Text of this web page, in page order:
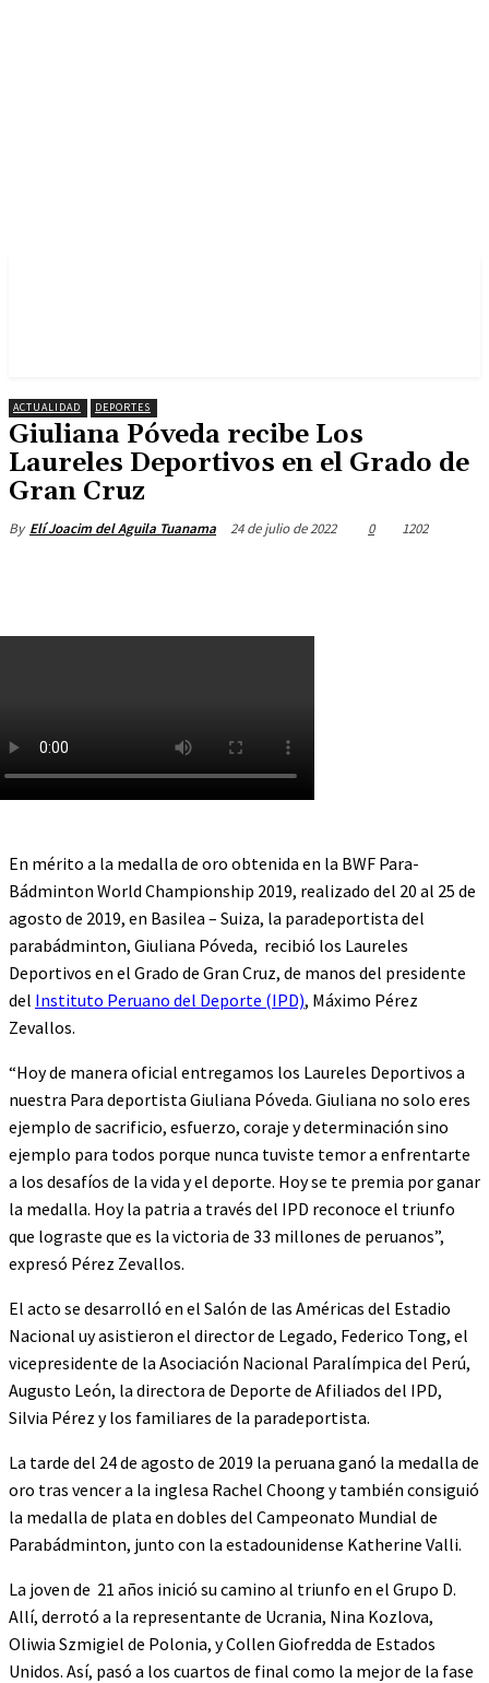
ACTUALIDAD DEPORTES
Giuliana Póveda recibe Los
Laureles Deportivos en el Grado de
Gran Cruz
By Elí Joacim del Aguila Tuanama 24 de julio de 2022 0 1202
En mérito a la medalla de oro obtenida en la BWF Para-
Bádminton World Championship 2019, realizado del 20 al 25 de
agosto de 2019, en Basilea – Suiza, la paradeportista del
parabádminton, Giuliana Póveda, recibió los Laureles
Deportivos en el Grado de Gran Cruz, de manos del presidente
del Instituto Peruano del Deporte (IPD), Máximo Pérez
Zevallos.
“Hoy de manera oficial entregamos los Laureles Deportivos a
nuestra Para deportista Giuliana Póveda. Giuliana no solo eres
ejemplo de sacrificio, esfuerzo, coraje y determinación sino
ejemplo para todos porque nunca tuviste temor a enfrentarte
a los desafíos de la vida y el deporte. Hoy se te premia por ganar
la medalla. Hoy la patria a través del IPD reconoce el triunfo
que lograste que es la victoria de 33 millones de peruanos”,
expresó Pérez Zevallos.
El acto se desarrolló en el Salón de las Américas del Estadio
Nacional uy asistieron el director de Legado, Federico Tong, el
vicepresidente de la Asociación Nacional Paralímpica del Perú,
Augusto León, la directora de Deporte de Afiliados del IPD,
Silvia Pérez y los familiares de la paradeportista.
La tarde del 24 de agosto de 2019 la peruana ganó la medalla de
oro tras vencer a la inglesa Rachel Choong y también consiguió
la medalla de plata en dobles del Campeonato Mundial de
Parabádminton, junto con la estadounidense Katherine Valli.
La joven de 21 años inició su camino al triunfo en el Grupo D.
Allí, derrotó a la representante de Ucrania, Nina Kozlova,
Oliwia Szmigiel de Polonia, y Collen Giofredda de Estados
Unidos. Así, pasó a los cuartos de final como la mejor de la fase